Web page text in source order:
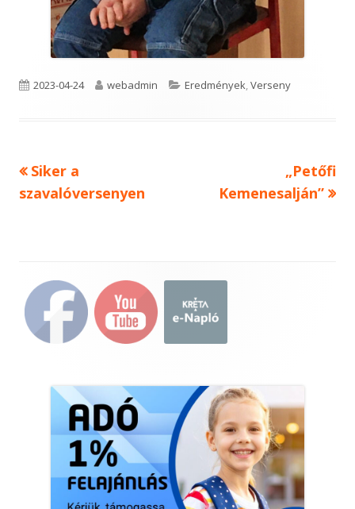
Published
2023-04-24 Author
webadmin Categories
Eredmények,Verseny
Bejegyzés
Previous
article:
Siker a
szavalóversenyen
Next
article:
„Petőfi
Kemenesalján”
Main
Sidebar